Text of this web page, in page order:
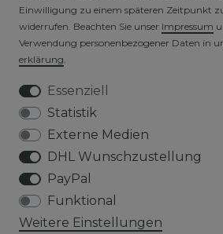
VERSICHERTER VERSAND
Einwilligung zu einem späteren Zeitpunkt
widerrufen. Beachten Sie unser Impressum
Verwendung personenbezogener Daten in
erklärung.
Essenziell
Statistik
Externe Medien
DHL Wunschzustellung
PayPal
Funktional
Weitere Einstellungen